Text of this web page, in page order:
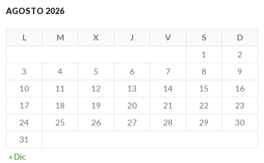
AGOSTO 2026
L M X J V S
D
1
2
3
4 5 6 7 8
9
10
11 12 13 14 15
16
17
18 19 20 21 22
23
24
25 26 27 28 29
30
31
« Dic